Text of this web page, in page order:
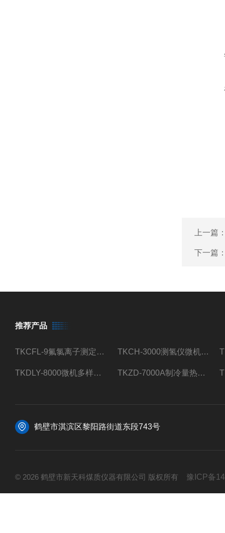
上一篇
下一篇
推荐产品
TKCFL-9氟氯离子测定仪自动煤质检测 TKCH-3000测氢仪微机氢元素测定煤质检测
TKDLY-8000微机多样测硫仪自动定硫仪化验室硫含量测定 TKZD-7000A制冷量热仪自动升降热值仪煤质检测
鹤壁市淇滨区黎阳路街道东段743号
© 2026 鹤壁市新天科煤质仪器有限公司 版权所有 豫ICP备